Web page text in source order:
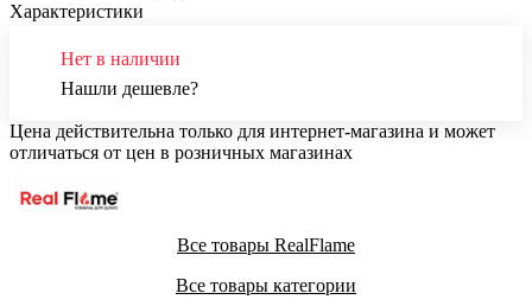
Характеристики
Нет в наличии
Нашли дешевле?
Цена действительна только для интернет-магазина и может
отличаться от цен в розничных магазинах
Все товары RealFlame
Все товары категории